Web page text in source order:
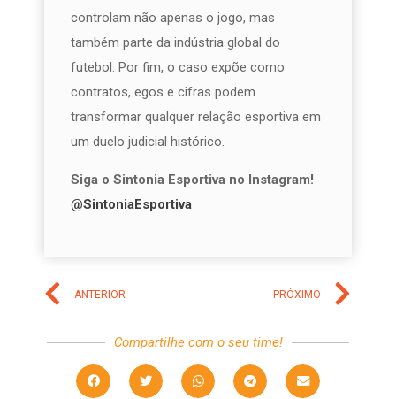
controlam não apenas o jogo, mas
também parte da indústria global do
futebol. Por fim, o caso expõe como
contratos, egos e cifras podem
transformar qualquer relação esportiva em
um duelo judicial histórico.
Siga o Sintonia Esportiva no Instagram!
@SintoniaEsportiva
ANTERIOR PRÓXIMO
Compartilhe com o seu time!